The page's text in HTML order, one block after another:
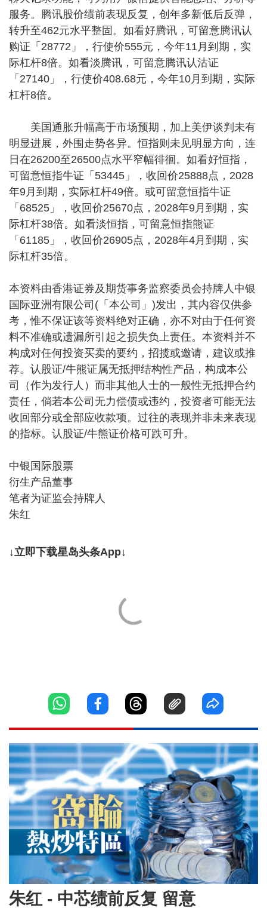
服务。腾讯股价绩前表现反复，创年多新低后反弹，
转升至462元水平整固。如看好腾讯，可留意腾讯认
购证「28772」，行使价555元，今年11月到期，实
际杠杆8倍。如看淡腾讯，可留意腾讯认沽证
「27140」，行使价408.68元，今年10月到期，实际
杠杆8倍。
美国通胀升幅高于市场预期，加上美伊谈判未有
明显进展，外围走势各异。恒指则未见明显方向，连
日在26200至26500点水平窄幅徘徊。如看好恒指，
可留意恒指牛证「53445」，收回价25888点，2028
年9月到期，实际杠杆49倍。或可留意恒指牛证
「68525」，收回价25670点，2028年9月到期，实
际杠杆38倍。如看淡恒指，可留意恒指熊证
「61185」，收回价26905点，2028年4月到期，实
际杠杆35倍。
本资料由香港证券及期货事务监察委员会持牌人中银
国际亚洲有限公司(「本公司」)发出，其内容仅供参
考，惟不保证该等资料绝对正确，亦不对由于任何资
料不准确或遗漏所引起之损失负上责任。本资料并不
构成对任何投资买卖的要约，招揽或邀请，建议或推
荐。认股证/牛熊证属无抵押结构性产品，构成本公
司（作为发行人）而非其他人士的一般性无抵押合约
责任，倘若本公司无力偿债或违约，投资者可能无法
收回部分或全部应收款项。过往的表现并非未来表现
的指标。认股证/牛熊证价格可跌可升。
中银国际股票
衍生产品董事
笔者为证监会持牌人
朱红
↓立即下载星岛头条App↓
朱红 - 中芯绩前反复 留意